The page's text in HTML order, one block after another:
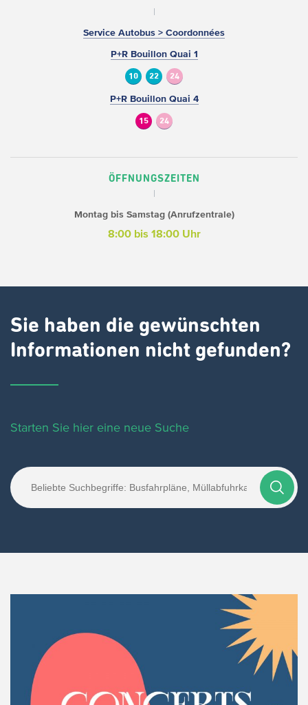
Service Autobus > Coordonnées
P+R Bouillon Quai 1
10 22 24
P+R Bouillon Quai 4
15 24
ÖFFNUNGSZEITEN
Montag bis Samstag (Anrufzentrale)
8:00 bis 18:00 Uhr
Sie haben die gewünschten
Informationen nicht gefunden?
Starten Sie hier eine neue Suche